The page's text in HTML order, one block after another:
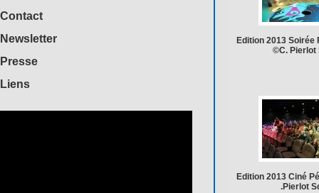
Contact
Newsletter
Presse
Liens
Edition 2013 Soirée
©C. Pierlot
Edition 2013 Ciné
.Pierlot